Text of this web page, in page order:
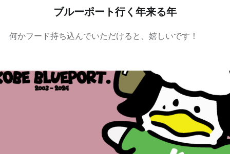
ブルーポート行く年来る年
何かフード持ち込んでいただけると、嬉しいです！